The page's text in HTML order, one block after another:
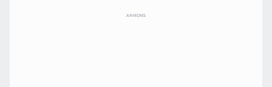
ANNONS